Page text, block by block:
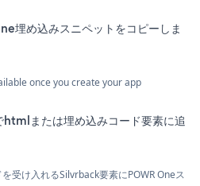
め込みスニペットをコピーしま
once you create your app
または埋め込みコード要素に追
受け入れるSilvrback要素にPOWR Oneス